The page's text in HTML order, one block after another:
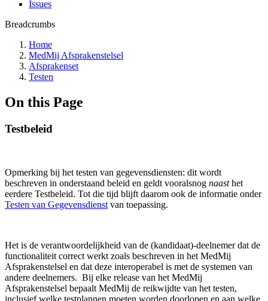
Issues
Breadcrumbs
Home
MedMij Afsprakenstelsel
Afsprakenset
Testen
On this Page
Testbeleid
Opmerking bij het testen van gegevensdiensten: dit wordt
beschreven in onderstaand beleid en geldt vooralsnog naasthet
eerdere Testbeleid. Tot die tijd blijft daarom ook de informatie onder
Testen van Gegevensdienst van toepassing.
Het is de verantwoordelijkheid van de (kandidaat)-deelnemer dat de
functionaliteit correct werkt zoals beschreven in het MedMij
Afsprakenstelsel en dat deze interoperabel is met de systemen van
andere deelnemers. Bij elke release van het MedMij
Afsprakenstelsel bepaalt MedMij de reikwijdte van het testen,
inclusief welke testplannen moeten worden doorlopen en aan welke